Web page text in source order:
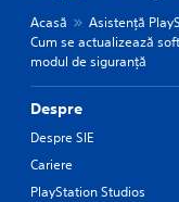
Acasă Asistență
Cum se actualizează
modul de siguranță
Despre
Despre SIE
Cariere
PlayStation Studios